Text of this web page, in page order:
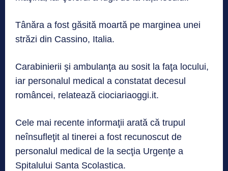
Tânăra a fost găsită moartă pe marginea unei
străzi din Cassino, Italia.
Carabinierii şi ambulanţa au sosit la faţa locului,
iar personalul medical a constatat decesul
româncei, relatează ciociariaoggi.it.
Cele mai recente informaţii arată că trupul
neînsufleţit al tinerei a fost recunoscut de
personalul medical de la secţia Urgenţe a
Spitalului Santa Scolastica.